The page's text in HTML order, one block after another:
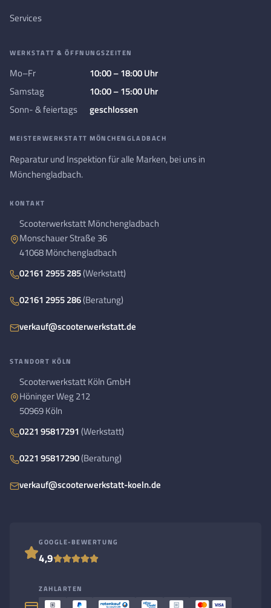
Services
WERKSTATT & ÖFFNUNGSZEITEN
Mo–Fr
10:00 – 18:00 Uhr
Samstag
10:00 – 15:00 Uhr
Sonn- & feiertags
geschlossen
MEISTERWERKSTATT MÖNCHENGLADBACH
Reparatur und Inspektion für alle Marken, bei uns in
Mönchengladbach.
KONTAKT
Scooterwerkstatt Mönchengladbach
Monschauer Straße 36
41068 Mönchengladbach
02161 2955 285(Werkstatt)
02161 2955 286(Beratung)
verkauf@scooterwerkstatt.de
STANDORT KÖLN
Scooterwerkstatt Köln GmbH
Höninger Weg 212
50969 Köln
0221 95817291 (Werkstatt)
0221 95817290(Beratung)
verkauf@scooterwerkstatt-koeln.de
GOOGLE-BEWERTUNG
4,9
ZAHLARTEN